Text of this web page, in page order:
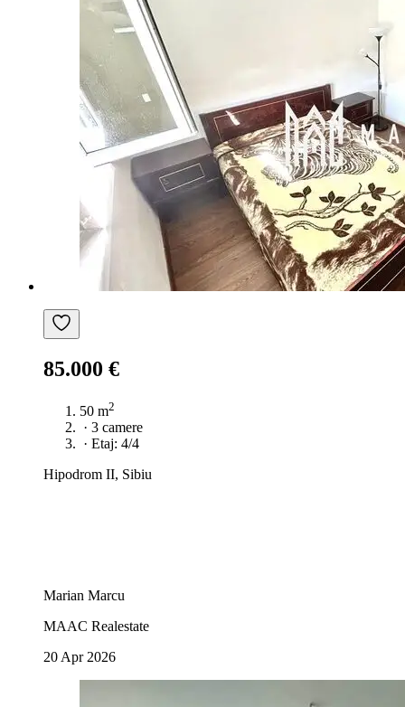
85.000 €
50 m2
· 3 camere
· Etaj: 4/4
Hipodrom II, Sibiu
Marian Marcu
MAAC Realestate
20 Apr 2026